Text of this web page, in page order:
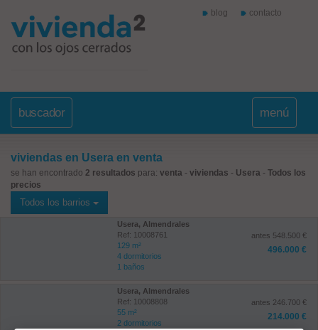
blog contacto
buscador menú
viviendas en Usera en venta
se han encontrado 2 resultados para: venta - viviendas - Usera - Todos los
precios
Todos los barrios
Usera, Almendrales
Ref: 10008761
129 m²
4 dormitorios
1 baños
antes 548.500 €
496.000 €
Usera, Almendrales
Ref: 10008808
55 m²
2 dormitorios
antes 246.700 €
214.000 €